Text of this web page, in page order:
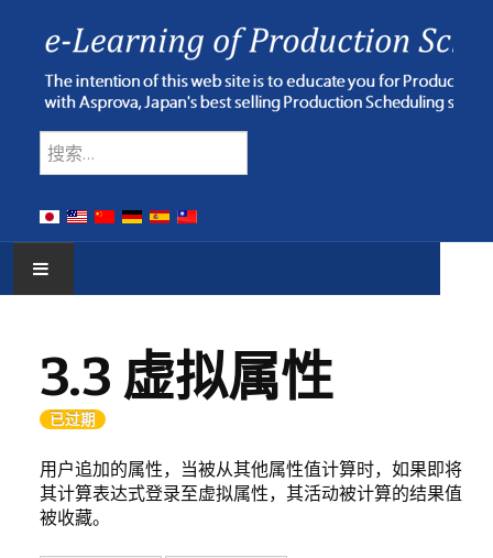
搜索
E-LEARNING
WEBINAR
ONLINE HELP
3.3 虚拟属性
已过期
用户追加的属性，当被从其他属性值计算时，如果即将
其计算表达式登录至虚拟属性，其活动被计算的结果值
被收藏。